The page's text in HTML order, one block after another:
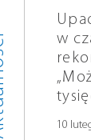
w
10